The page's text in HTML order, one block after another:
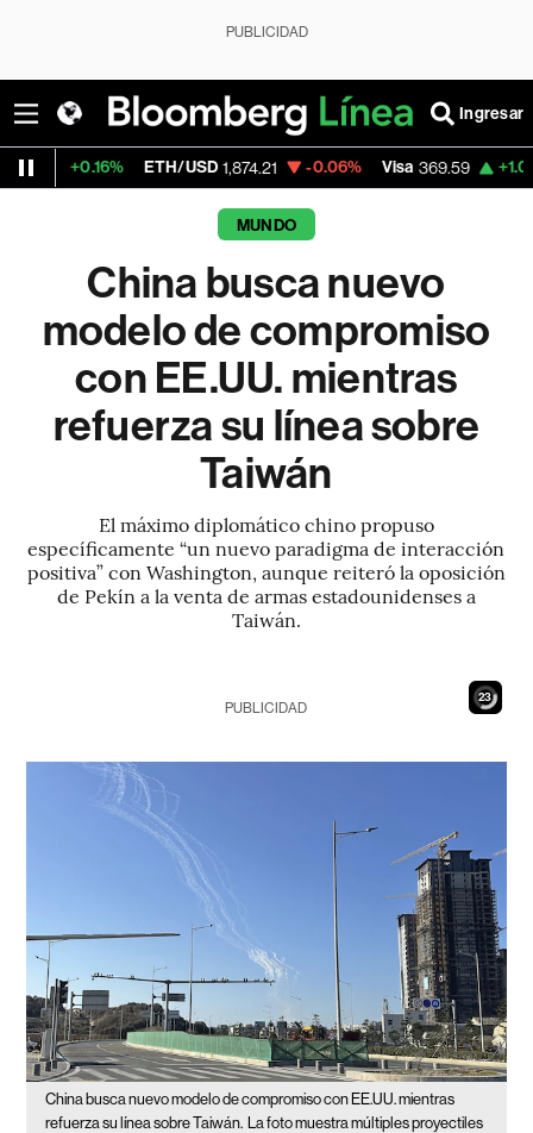
PUBLICIDAD
Ingresar
ETH/USD 1,874.21 -0.06% Visa 369.59 +1.07%
MUNDO
China busca nuevo
modelo de compromiso
con EE.UU. mientras
refuerza su línea sobre
Taiwán
El máximo diplomático chino propuso
específicamente “un nuevo paradigma de interacción
positiva” con Washington, aunque reiteró la oposición
de Pekín a la venta de armas estadounidenses a
Taiwán.
21
PUBLICIDAD
China busca nuevo modelo de compromiso con EE.UU. mientras
refuerza su línea sobre Taiwán.
La foto muestra múltiples proyectiles